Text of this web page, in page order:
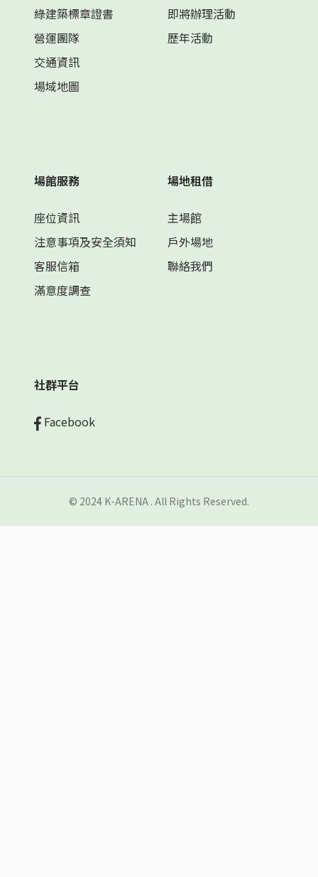
綠建築標章證書
營運團隊
交通資訊
場域地圖
即將辦理活動
歷年活動
場館服務
座位資訊
注意事項及安全須知
客服信箱
滿意度調查
場地租借
主場館
戶外場地
聯絡我們
社群平台
Facebook
© 2024 K-ARENA . All Rights Reserved.